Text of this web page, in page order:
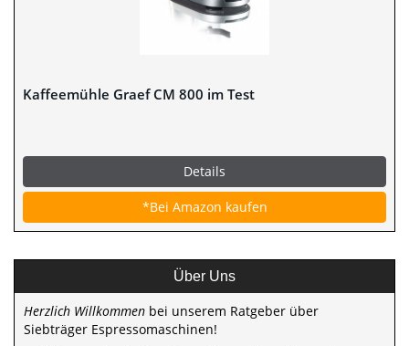
Kaffeemühle Graef CM 800 im Test
Details
*Bei Amazon kaufen
Über Uns
Herzlich Willkommen bei unserem Ratgeber über
Siebträger Espressomaschinen!